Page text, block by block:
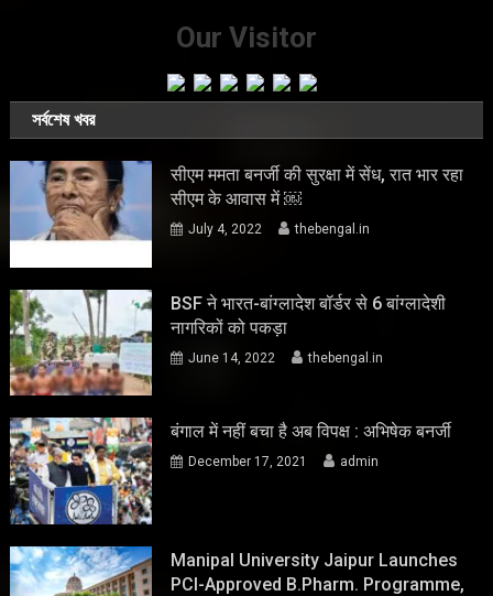
Our Visitor
সর্বশেষ খবর
सीएम ममता बनर्जी की सुरक्षा में सेंध, रात भार रहा
सीएम के आवास में ￼
July 4, 2022 thebengal.in
BSF ने भारत-बांग्लादेश बॉर्डर से 6 बांग्लादेशी
नागरिकों को पकड़ा
June 14, 2022 thebengal.in
बंगाल में नहीं बचा है अब विपक्ष : अभिषेक बनर्जी
December 17, 2021 admin
Manipal University Jaipur Launches
PCI-Approved B.Pharm. Programme,